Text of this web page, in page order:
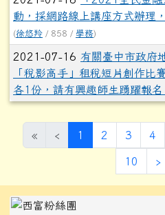
動，採網路線上講座方式辦理
(徐悠羚 / 858 / 學務)
2021-07-16 有關臺中市政府
「稅影高手」租稅短片創作比
各1份，請有興趣師生踴躍報名
« ‹ 1 (目前頁次)
2 3 4
10 ›
左邊區域內容